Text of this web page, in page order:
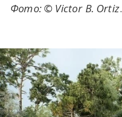
Фото: © Victor B. Ortiz.